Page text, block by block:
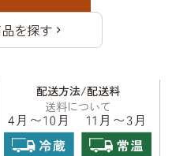
を探す
配送方法/配送料
送料について